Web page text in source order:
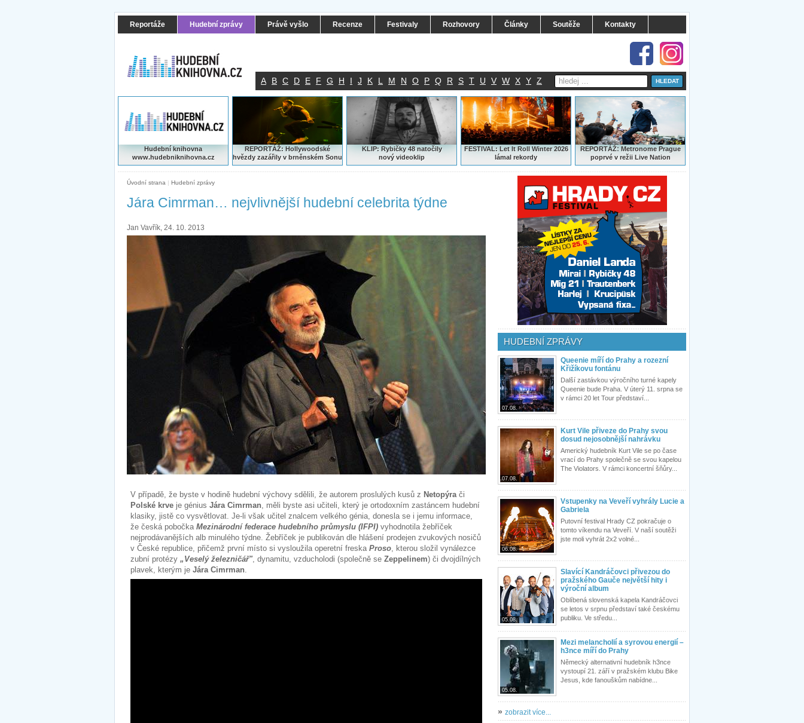
Reportáže Hudební zprávy Právě vyšlo Recenze Festivaly Rozhovory Články Soutěže Kontakty
A B C D E F G H I J K L M N O P Q R S T U V W X Y Z
Hudební knihovna
www.hudebniknihovna.cz
REPORTÁŽ: Hollywoodské
hvězdy zazářily v brněnském Sonu
KLIP: Rybičky 48 natočily
nový videoklip
FESTIVAL: Let It Roll Winter 2026
lámal rekordy
REPORTÁŽ:Metronome Prague
poprvé v režii Live Nation
Úvodní strana | Hudební zprávy
Jára Cimrman… nejvlivnější hudební celebrita týdne
Jan Vavřík, 24. 10. 2013
V případě, že byste v hodině hudební výchovy sdělili, že autorem proslulých kusů z Netopýrači
Polské krve je génius Jára Cimrman, měli byste asi učiteli, který je ortodoxním zastáncem hudební
klasiky, jistě co vysvětlovat. Je-li však učitel znalcem velkého génia, donesla se i jemu informace,
že česká pobočka Mezinárodní federace hudebního průmyslu (IFPI) vyhodnotila žebříček
nejprodávanějších alb minulého týdne. Žebříček je publikován dle hlášení prodejen zvukových nosičů
v České republice, přičemž první místo si vysloužila operetní freska Proso, kterou složil vynálezce
zubní protézy „Veselý železničář", dynamitu, vzducholodi (společně se Zeppelinem) či dvojdílných
plavek, kterým je Jára Cimrman.
HUDEBNÍ ZPRÁVY
07.08.
Queenie míří do Prahy a rozezní
Křižíkovu fontánu
Další zastávkou výročního turné kapely
Queenie bude Praha. V úterý 11. srpna se
v rámci 20 let Tour představí...
07.08.
Kurt Vile přiveze do Prahy svou
dosud nejosobnější nahrávku
Americký hudebník Kurt Vile se po čase
vrací do Prahy společně se svou kapelou
The Violators. V rámci koncertní šňůry...
06.08.
Vstupenky na Veveří vyhrály Lucie a
Gabriela
Putovní festival Hrady CZ pokračuje o
tomto víkendu na Veveří. V naší soutěži
jste moli vyhrát 2x2 volné...
05.08.
Slavící Kandráčovci přivezou do
pražského Gauče největší hity i
výroční album
Oblíbená slovenská kapela Kandráčovci
se letos v srpnu představí také českému
publiku. Ve středu...
05.08.
Mezi melancholií a syrovou energií –
h3nce míří do Prahy
Německý alternativní hudebník h3nce
vystoupí 21. září v pražském klubu Bike
Jesus, kde fanouškům nabídne...
» zobrazit více...